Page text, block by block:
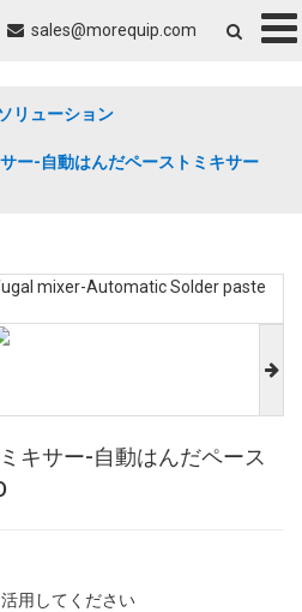
sales@morequip.com
リューション
ー-自動はんだペーストミキサー
キサー-自動はんだペース
用してください